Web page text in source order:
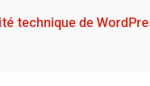
technique de